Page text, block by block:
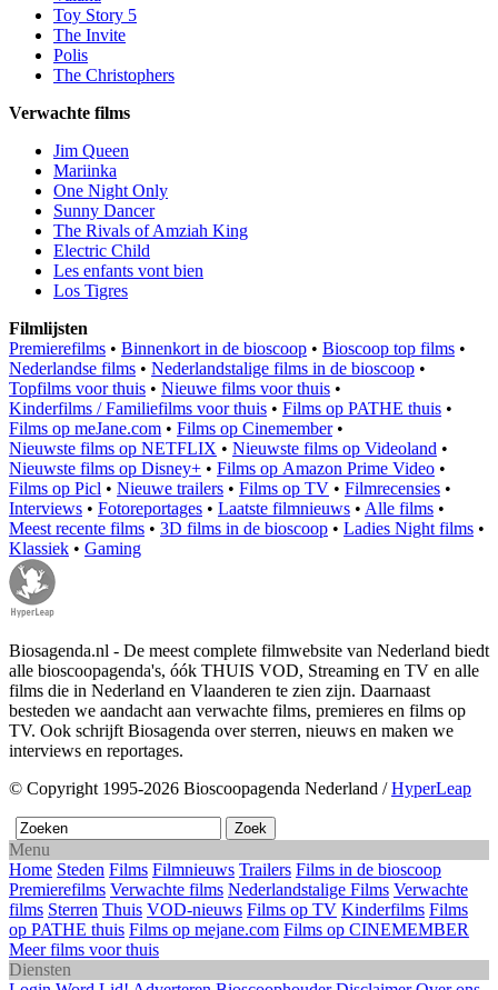
Toy Story 5
The Invite
Polis
The Christophers
Verwachte films
Jim Queen
Mariinka
One Night Only
Sunny Dancer
The Rivals of Amziah King
Electric Child
Les enfants vont bien
Los Tigres
Filmlijsten
Premierefilms • Binnenkort in de bioscoop • Bioscoop top films •
Nederlandse films • Nederlandstalige films in de bioscoop •
Topfilms voor thuis • Nieuwe films voor thuis •
Kinderfilms / Familiefilms voor thuis • Films op PATHE thuis •
Films op meJane.com • Films op Cinemember•
Nieuwste films op NETFLIX • Nieuwste films op Videoland •
Nieuwste films op Disney+ • Films op Amazon Prime Video •
Films op Picl • Nieuwe trailers • Films op TV • Filmrecensies •
Interviews • Fotoreportages • Laatste filmnieuws • Alle films •
Meest recente films • 3D films in de bioscoop • Ladies Night films •
Klassiek • Gaming
Biosagenda.nl - De meest complete filmwebsite van Nederland biedt
alle bioscoopagenda's, óók THUIS VOD, Streaming en TV en alle
films die in Nederland en Vlaanderen te zien zijn. Daarnaast
besteden we aandacht aan verwachte films, premieres en films op
TV. Ook schrijft Biosagenda over sterren, nieuws en maken we
interviews en reportages.
© Copyright 1995-2026 Bioscoopagenda Nederland /HyperLeap
Menu
Home Steden Films Filmnieuws Trailers Films in de bioscoop
Premierefilms Verwachte films Nederlandstalige Films Verwachte
films Sterren Thuis VOD-nieuws Films op TV Kinderfilms Films
op PATHE thuis Films op mejane.com Films op CINEMEMBER
Meer films voor thuis
Diensten